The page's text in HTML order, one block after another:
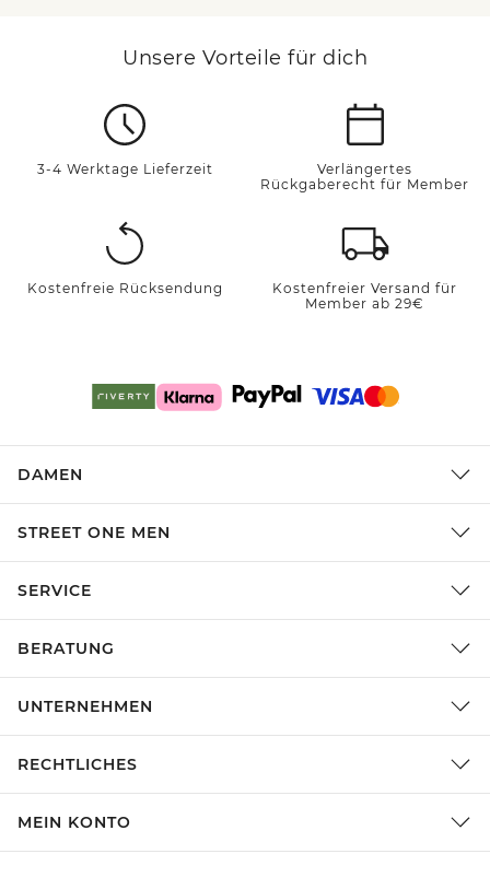
Unsere Vorteile für dich
3-4 Werktage Lieferzeit
Verlängertes
Rückgaberecht für Member
Kostenfreie Rücksendung
Kostenfreier Versand für
Member ab 29€
DAMEN
STREET ONE MEN
SERVICE
BERATUNG
UNTERNEHMEN
RECHTLICHES
MEIN KONTO